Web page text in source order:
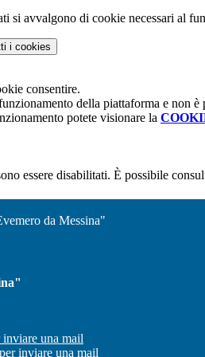
si avvalgono di cookie necessari al
i cookies
consentire.
della piattaforma e non
potete visionare la
essere disabilitati. È possibile
da Messina"
una mail
inviare una mail